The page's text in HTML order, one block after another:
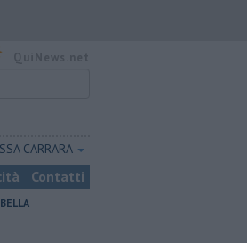
CARRARA
Contatti